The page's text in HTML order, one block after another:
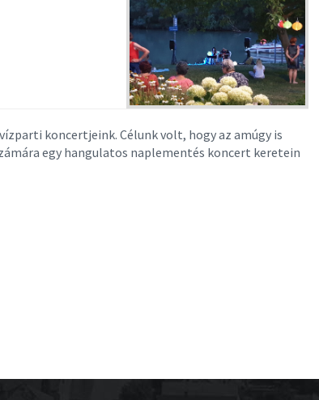
koncertjeink. Célunk volt, hogy az amúgy is
egy hangulatos naplementés koncert keretein